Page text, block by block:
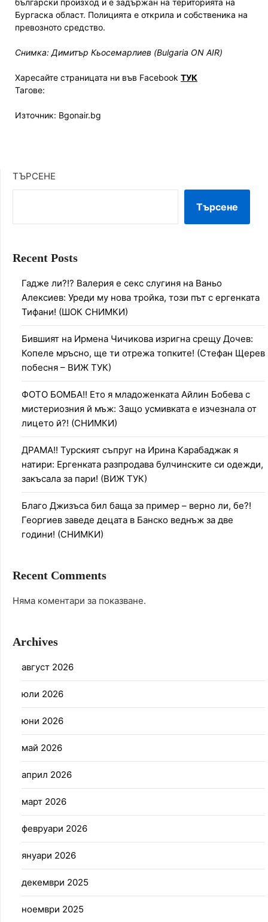
български произход и е задържан на територията на
Бургаска област. Полицията е открила и собственика на
превозното средство.
Снимка: Димитър Кьосемарлиев (Bulgaria ON AIR)
Харесайте страницата ни във Facebook ТУК
Тагове:
Източник: Bgonair.bg
ТЪРСЕНЕ
Търсене
Recent Posts
Гадже ли?!? Валерия е секс слугиня на Ваньо
Алексиев: Уреди му нова тройка, този път с ергенката
Тифани! (ШОК СНИМКИ)
Бившият на Ирмена Чичикова изригна срещу Дочев:
Копеле мръсно, ще ти отрежа топките! (Стефан Щерев
побесня – ВИЖ ТУК)
ФОТО БОМБА!! Ето я младоженката Айлин Бобева с
мистериозния й мъж: Защо усмивката е изчезнала от
лицето й?! (СНИМКИ)
ДРАМА!! Турският съпруг на Ирина Карабаджак я
натири: Ергенката разпродава булчинските си одежди,
закъсала за пари! (ВИЖ ТУК)
Благо Джизъса бил баща за пример – верно ли, бе?!
Георгиев заведе децата в Банско веднъж за две
години! (СНИМКИ)
Recent Comments
Няма коментари за показване.
Archives
август 2026
юли 2026
юни 2026
май 2026
април 2026
март 2026
февруари 2026
януари 2026
декември 2025
ноември 2025